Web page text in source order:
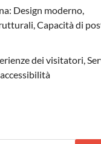
Design moderno,
Capacità di
dei visitatori,